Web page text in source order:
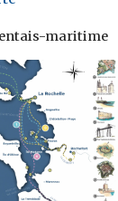
maritime